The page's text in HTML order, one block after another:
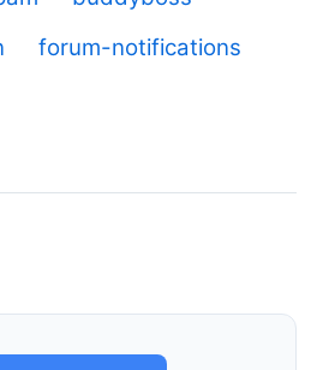
forum-notifications